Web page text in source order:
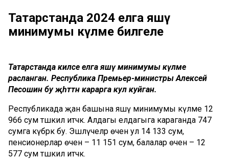
Татарстанда 2024 елга яшәү
минимумы күләме билгеле
Татарстанда киләсе елга яшәү минимумы күләме
расланган. Республика Премьер-министры Алексей
Песошин бу җәһәттән карарга кул куйган.
Республикада җан башына яшәү минимумы күләме 12
966 сум тәшкил итәчәк. Алдагы елдагыга караганда 747
сумга күбрәк бу. Эшләүчеләр өчен ул 14 133 сум,
пенсионерлар өчен – 11 151 сум, балалар өчен – 12
577 сум тәшкил итәчәк.